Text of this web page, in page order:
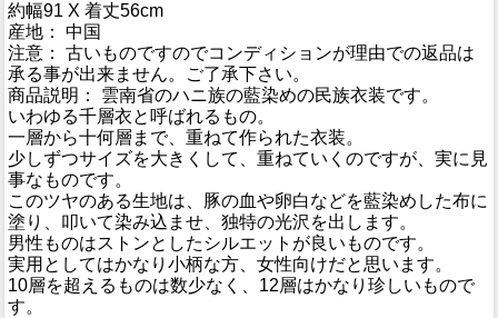
約幅91 X 着丈56cm
産地： 中国
注意： 古いものですのでコンディションが理由での返品は
承る事が出来ません。ご了承下さい。
商品説明： 雲南省のハニ族の藍染めの民族衣装です。
いわゆる千層衣と呼ばれるもの。
一層から十何層まで、重ねて作られた衣装。
少しずつサイズを大きくして、重ねていくのですが、実に見
事なものです。
このツヤのある生地は、豚の血や卵白などを藍染めした布に
塗り、叩いて染み込ませ、独特の光沢を出します。
男性ものはストンとしたシルエットが良いものです。
実用としてはかなり小柄な方、女性向けだと思います。
10層を超えるものは数少なく、12層はかなり珍しいもので
す。